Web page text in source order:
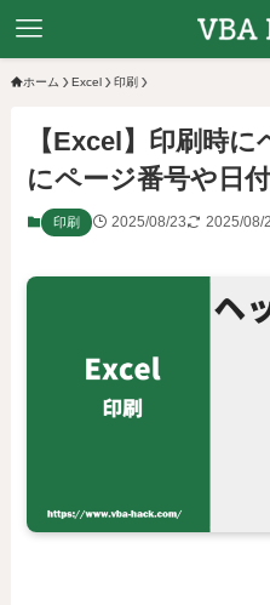
ホーム Excel 印刷
【Excel】印刷時
にページ番号や日
印刷 2025/08/23 2025/08/